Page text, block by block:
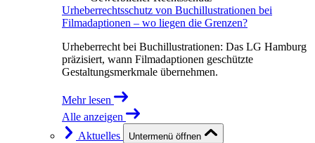
Urheberrechtsschutz von Buchillustrationen bei
Filmadaptionen – wo liegen die Grenzen?
Urheberrecht bei Buchillustrationen: Das LG Hamburg
präzisiert, wann Filmadaptionen geschützte
Gestaltungsmerkmale übernehmen.
Mehr lesen
Alle anzeigen
Aktuelles
Untermenü öffnen